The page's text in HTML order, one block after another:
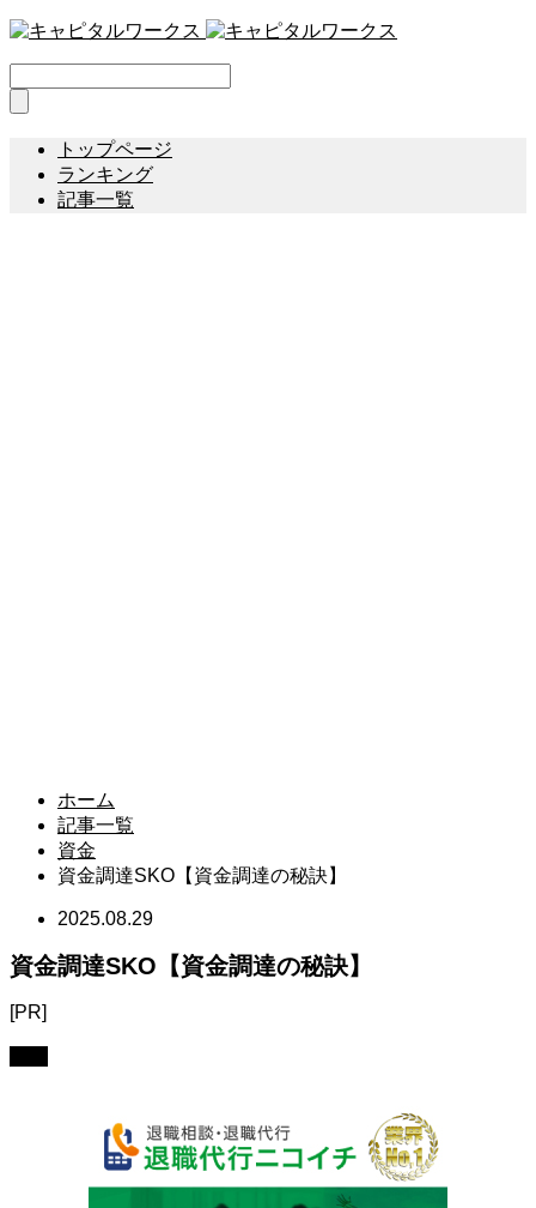
トップページ
ランキング
記事一覧
ホーム
記事一覧
資金
資金調達SKO【資金調達の秘訣】
2025.08.29
資金調達SKO【資金調達の秘訣】
[PR]